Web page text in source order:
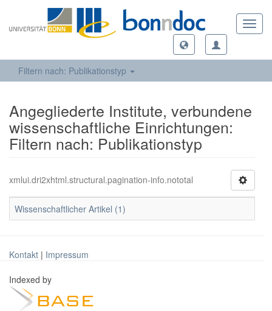
Filtern nach: Publikationstyp
Angegliederte Institute, verbundene
wissenschaftliche Einrichtungen:
Filtern nach: Publikationstyp
xmlui.dri2xhtml.structural.pagination-info.nototal
Wissenschaftlicher Artikel (1)
Kontakt | Impressum
Indexed by